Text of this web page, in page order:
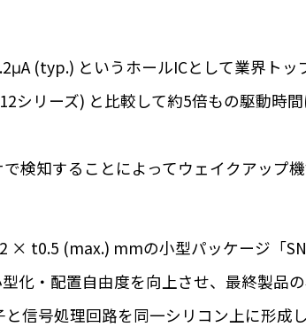
(typ.) というホールICとして業界トッ
シリーズ) と比較して約5倍もの駆動時
検知することによってウェイクアップ
× t0.5 (max.) mmの小型パッケージ「
化・配置自由度を向上させ、最終製品
信号処理回路を同一シリコン上に形成